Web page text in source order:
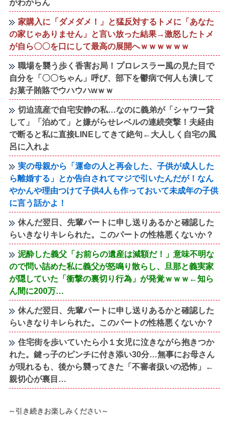
がわからん
家購入に「ダメダメ！」と猛反対するトメに「あなた
の家じゃありません」と言い放った結果→激怒したトメ
が自ら〇〇を口にして最高の展開へｗｗｗｗｗｗ
職場を襲う歩く香害お局！プロレスラー風の見た目で
自分を「〇〇ちゃん」呼び、部下を鬱病で何人も潰して
お菓子賄賂でウハウハwｗｗ
切迫流産で自宅安静の私…なのに義弟が「シャワー貸
して」「泊めて」と嫌がらせレベルの連続突撃！夫経由
で断ると私に直接LINEしてきて絶句←大人しく自宅の風
呂に入れよ
実の母親から「運命の人と再会した、子供が成人した
ら離婚する」とか告白されてマジで引いたんだが！なん
やかんや理由つけて子供4人も作っておいて未成年の子供
に言う話かよ！
休んだ翌日、先輩パートに申し送りあるかと確認した
らいきなりキレられた。このパートの性格悪くないか？
泥酔した義父「お前らの遺産は減額だ！」意味不明な
ので問い詰めた私に義父が怒鳴り散らし、旦那と義実家
が隠していた「衝撃の裏切り行為」が発覚ｗｗｗ←知ら
ん間に200万…
休んだ翌日、先輩パートに申し送りあるかと確認した
らいきなりキレられた。このパートの性格悪くないか？
住宅街を歩いていたら小１女児に泣きながら抱きつか
れた。鍵っ子のピンチに付き添い30分…無事にお母さん
が現れるも、後から襲ってきた「不審者扱いの恐怖」←
親切心が裏目…
～引き続きお楽しみください～